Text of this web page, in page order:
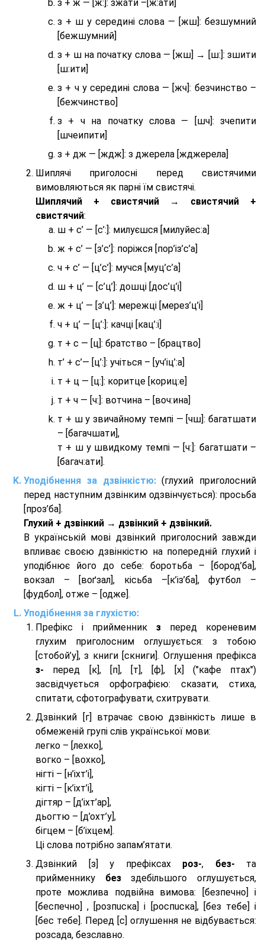
з + ж — [ж:]: зжати –[ж:ати]
з + ш у середині слова — [жш]: безшумний
[бежшумний]
з + ш на початку слова — [жш] → [ш:]: зшити
[ш:ити]
з + ч у середині слова — [жч]: безчинство –
[бежчинство]
з + ч на початку слова — [шч]: зчепити
[шчеипити]
з + дж — [ждж]: з джерела [жджерела]
Шиплячі приголосні перед свистячими
вимовляються як парні їм свистячі.
Шиплячий + свистячий → свистячий +
свистячий:
ш + с’ — [с’:]: милуєшся [милуйес:а]
ж + с’ — [з’с’]: поріжся [пор’із’с’а]
ч + с’ — [ц’с’]: мучся [муц’с’а]
ш + ц’ — [с’ц’]: дошці [дос’ц’і]
ж + ц’ — [з’ц’]: мережці [мерез’ц’і]
ч + ц’ — [ц’:]: качці [кац’:і]
т + с — [ц]: братство – [брaцтво]
т’ + с’— [ц’:]: учіться – [уч’іц’:a]
т + ц — [ц:]: коритце [кориц:е]
т + ч — [ч:]: вотчина – [вoч:ина]
т + ш у звичайному темпі — [чш]: багатшати
– [багачшати],
т + ш у швидкому темпі — [ч:]: багатшати –
[багач:ати].
Уподібнення за дзвінкістю:(глухий приголосний
перед наступним дзвінким одзвінчується): просьба
[проз’ба].
Глухий + дзвінкий → дзвінкий + дзвінкий.
В українській мові дзвінкий приголосний завжди
впливає своєю дзвінкістю на попередній глухий і
уподібнює його до себе: боротьба – [бород’ба],
вокзал – [воґзал], кісьба –[к’із’ба], футбол –
[фудбол], отже – [одже].
Уподібнення за глухістю:
Префікс і прийменник з перед кореневим
глухим приголосним оглушується: з тобою
[стобой’у], з книги [скниги]. Оглушення префікса
з- перед [к], [п], [т], [ф], [х] ("кафе птах")
засвідчується орфографією: сказати, стиха,
спитати, сфотографувати, схитрувати.
Дзвінкий [г] втрачає свою дзвінкість лише в
обмеженій групі слів української мови:
легко – [лехко],
вогко – [вохко],
нігті – [н’іхт’і],
кігті – [к’іхт’і],
дігтяр – [д’іхт’ар],
дьогтю – [д’охт’у],
бігцем – [б’іхцем].
Ці слова потрібно запам’ятати.
Дзвінкий [з] у префіксах роз-, без- та
прийменнику безздебільшого оглушується,
проте можлива подвійна вимова: [безпeчно] і
[беспeчно] , [розпuска] і [роспuска], [без тeбе] і
[бес тeбе]. Перед [с] оглушення не відбувається:
розсада, безславно.